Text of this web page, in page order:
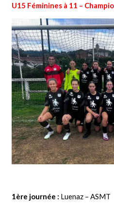
U15 Féminines à 11 –
1ère journée : Luenaz – ASMT